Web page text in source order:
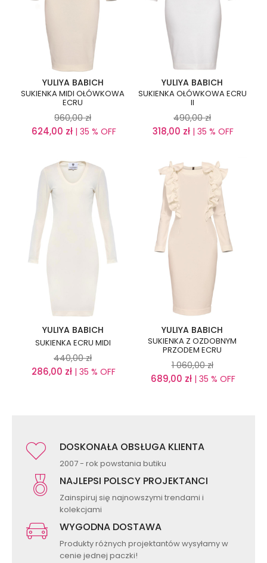
YULIYA BABICH
SUKIENKA MIDI OŁÓWKOWA
ECRU
960,00 zł
624,00 zł| 35 % OFF
YULIYA BABICH
SUKIENKA OŁÓWKOWA ECRU
II
490,00 zł
318,00 zł | 35 % OFF
YULIYA BABICH
SUKIENKA ECRU MIDI
440,00 zł
286,00 zł | 35 % OFF
YULIYA BABICH
SUKIENKA Z OZDOBNYM
PRZODEM ECRU
1 060,00 zł
689,00 zł | 35 % OFF
DOSKONAŁA OBSŁUGA KLIENTA
2007 - rok powstania butiku
NAJLEPSI POLSCY PROJEKTANCI
Zainspiruj się najnowszymi trendami i
kolekcjami
WYGODNA DOSTAWA
Produkty różnych projektantów wysyłamy w
cenie jednej paczki!